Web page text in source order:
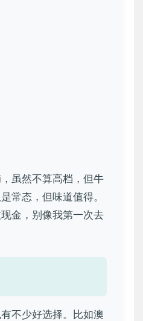
虽然不算高档，但牛
常态，但味道值得。
金，别像我第一次去
不少好选择。比如澳